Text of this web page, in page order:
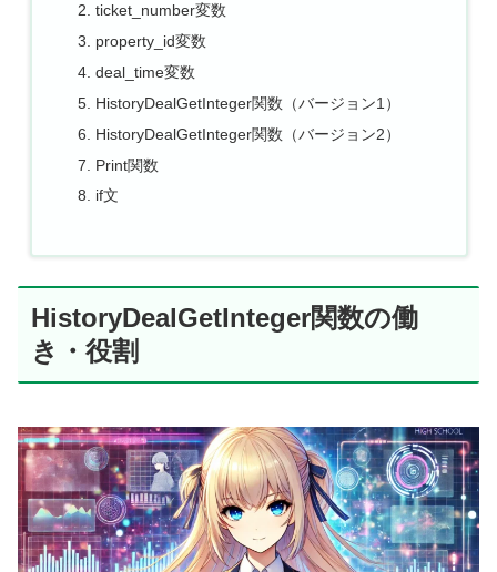
ticket_number変数
property_id変数
deal_time変数
HistoryDealGetInteger関数（バージョン1）
HistoryDealGetInteger関数（バージョン2）
Print関数
if文
HistoryDealGetInteger関数の働
き・役割